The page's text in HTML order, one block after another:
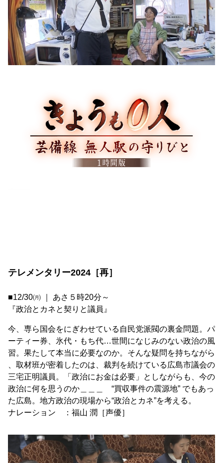
テレメンタリー2024［再］
■12/30㈪ ｜ あさ５時20分～
『政治とカネと契りと議員』
今、専ら国会をにぎわせている自民党派閥の裏金問題。パ
ーティー券、氷代・もち代…世間になじみのない政治の風
習。果たして本当に必要なのか。そんな疑問を持ちながら
、取材班が密着したのは、裁判を続けている広島市議会の
三宅正明議員。「政治にお金は必要」としながらも、今の
政治に何を思うのか＿＿＿ “買収事件の震源地” でもあっ
た広島。地方政治の現場から“政治とカネ”を考える。
ナレーション ：福山 潤［声優］